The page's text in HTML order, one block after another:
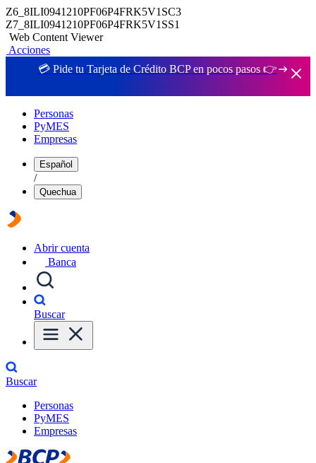
Z6_8ILI0941210PF06P4FRK5V1SC3
Z7_8ILI0941210PF06P4FRK5V1SS1
Web Content Viewer
Acciones
💳 Pide tu Tarjeta de Crédito BCP en pocos pasos 👉
Personas
PyMES
Empresas
Español
/
Quechua
Abrir cuenta
Banca
Buscar
Buscar
Personas
PyMES
Empresas